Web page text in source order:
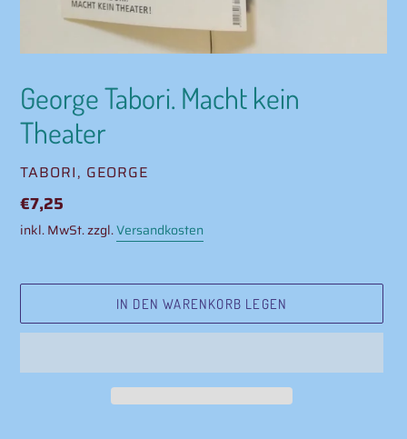
George Tabori. Macht kein
Theater
VERKÄUFER
TABORI, GEORGE
Normaler
Preis
€7,25
inkl. MwSt. zzgl.Versandkosten
IN DEN WARENKORB LEGEN